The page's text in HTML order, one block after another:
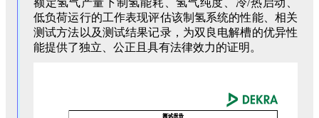
额定氢气产量下制氢能耗、氢气纯度、冷/热启动、
低负荷运行的工作表现评估该制氢系统的性能、相关
测试方法以及测试结果记录，为双良电解槽的优异性
能提供了独立、公正且具有法律效力的证明。